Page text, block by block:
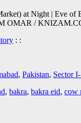
at Night | Eve of
OMAR /
: :
, Pakistan, Sector
, bakra, bakra eid, cow